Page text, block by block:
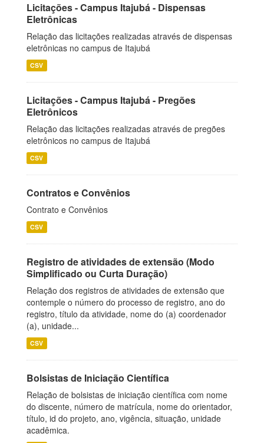
Licitações - Campus Itajubá - Dispensas
Eletrônicas
Relação das licitações realizadas através de dispensas
eletrônicas no campus de Itajubá
CSV
Licitações - Campus Itajubá - Pregões
Eletrônicos
Relação das licitações realizadas através de pregões
eletrônicos no campus de Itajubá
CSV
Contratos e Convênios
Contrato e Convênios
CSV
Registro de atividades de extensão (Modo
Simplificado ou Curta Duração)
Relação dos registros de atividades de extensão que
contemple o número do processo de registro, ano do
registro, título da atividade, nome do (a) coordenador
(a), unidade...
CSV
Bolsistas de Iniciação Científica
Relação de bolsistas de iniciação científica com nome
do discente, número de matrícula, nome do orientador,
título, id do projeto, ano, vigência, situação, unidade
acadêmica.